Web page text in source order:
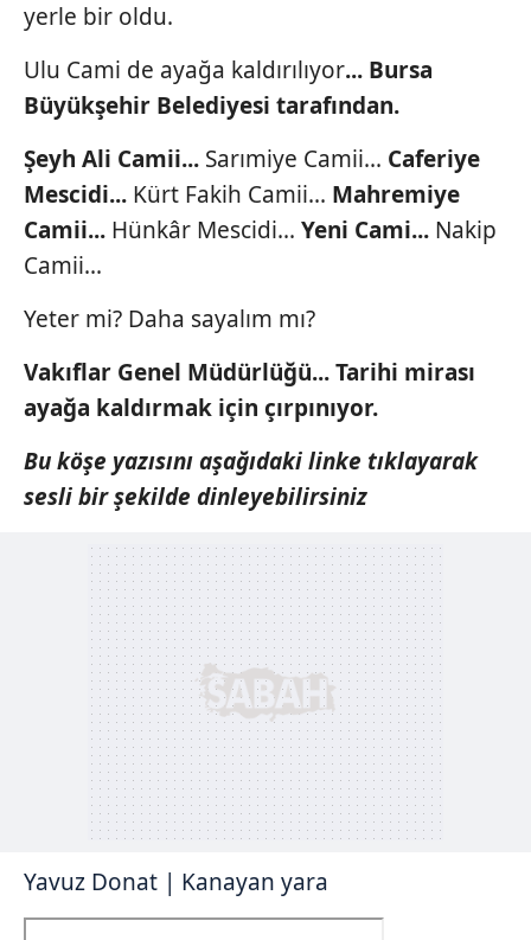
yerle bir oldu.
Ulu Cami de ayağa kaldırılıyor... Bursa
Büyükşehir Belediyesi tarafından.
Şeyh Ali Camii... Sarımiye Camii... Caferiye
Mescidi... Kürt Fakih Camii... Mahremiye
Camii... Hünkâr Mescidi... Yeni Cami... Nakip
Camii...
Yeter mi? Daha sayalım mı?
Vakıflar Genel Müdürlüğü... Tarihi mirası
ayağa kaldırmak için çırpınıyor.
Bu köşe yazısını aşağıdaki linke tıklayarak
sesli bir şekilde dinleyebilirsiniz
Yavuz Donat | Kanayan yara